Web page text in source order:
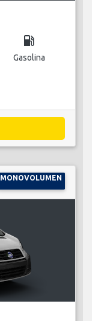
local_gas_station
Gasolina
MONOVOLUMEN